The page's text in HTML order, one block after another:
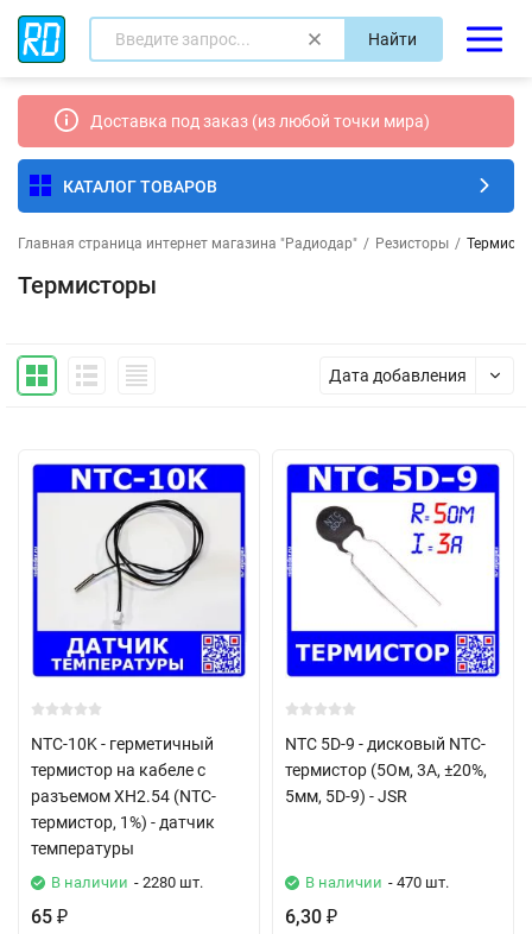
Найти
Доставка под заказ (из любой точки мира)
КАТАЛОГ ТОВАРОВ
Главная страница интернет магазина "Радиодар" / Резисторы /
Термисторы
Дата добавления
NTC-10K - герметичный
термистор на кабеле с
разъемом XH2.54 (NTC-
термистор, 1%) - датчик
температуры
В наличии - 2280 шт.
65 ₽
NTC 5D-9 - дисковый NTC-
термистор (5Ом, 3А, ±20%,
5мм, 5D-9) - JSR
В наличии - 470 шт.
6,30 ₽